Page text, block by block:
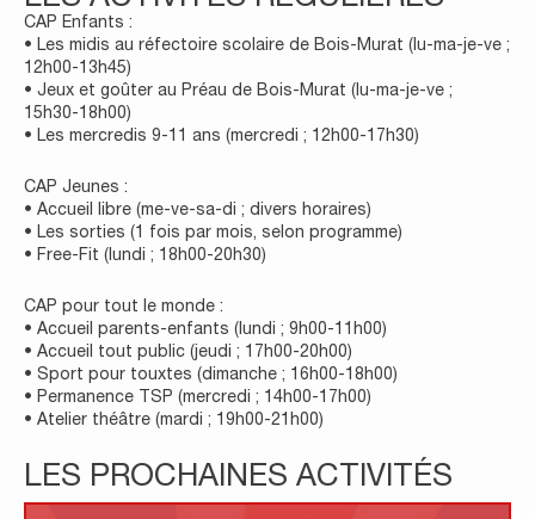
CAP Enfants :
• Les midis au réfectoire scolaire de Bois-Murat (lu-ma-je-ve ;
12h00-13h45)
• Jeux et goûter au Préau de Bois-Murat (lu-ma-je-ve ;
15h30-18h00)
• Les mercredis 9-11 ans (mercredi ; 12h00-17h30)
CAP Jeunes :
• Accueil libre (me-ve-sa-di ; divers horaires)
• Les sorties (1 fois par mois, selon programme)
• Free-Fit (lundi ; 18h00-20h30)
CAP pour tout le monde :
• Accueil parents-enfants (lundi ; 9h00-11h00)
• Accueil tout public (jeudi ; 17h00-20h00)
• Sport pour touxtes (dimanche ; 16h00-18h00)
• Permanence TSP (mercredi ; 14h00-17h00)
• Atelier théâtre (mardi ; 19h00-21h00)
LES PROCHAINES ACTIVITÉS